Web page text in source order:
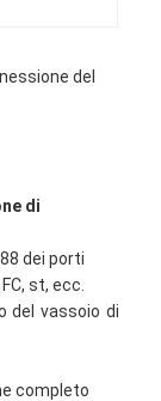
del
di
dei porti
st, ecc.
del vassoio di
completo